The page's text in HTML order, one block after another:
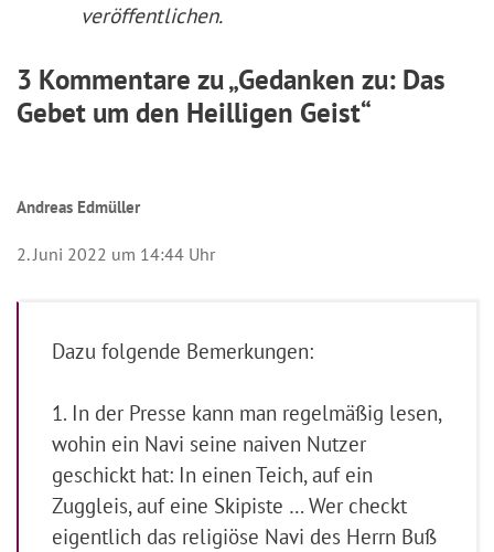
veröffentlichen.
3 Kommentare zu „Gedanken zu: Das
Gebet um den Heilligen Geist“
Andreas Edmüller
2. Juni 2022 um 14:44 Uhr
Dazu folgende Bemerkungen:
1. In der Presse kann man regelmäßig lesen,
wohin ein Navi seine naiven Nutzer
geschickt hat: In einen Teich, auf ein
Zuggleis, auf eine Skipiste … Wer checkt
eigentlich das religiöse Navi des Herrn Buß